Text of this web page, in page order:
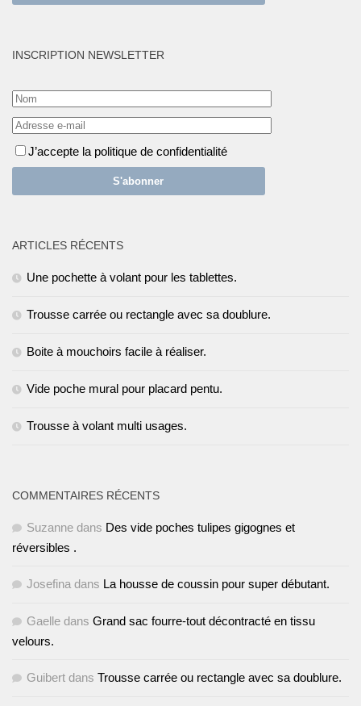
INSCRIPTION NEWSLETTER
J’accepte la politique de confidentialité
ARTICLES RÉCENTS
Une pochette à volant pour les tablettes.
Trousse carrée ou rectangle avec sa doublure.
Boite à mouchoirs facile à réaliser.
Vide poche mural pour placard pentu.
Trousse à volant multi usages.
COMMENTAIRES RÉCENTS
Suzanne dans Des vide poches tulipes gigognes et
réversibles .
Josefina dans La housse de coussin pour super débutant.
Gaelle dans Grand sac fourre-tout décontracté en tissu
velours.
Guibert dans Trousse carrée ou rectangle avec sa doublure.